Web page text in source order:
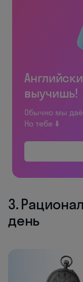
выучишь!
Обычно мы
Но тебе ⬇️
3.
день